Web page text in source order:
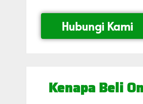
Hubungi Kami
Kenapa Beli